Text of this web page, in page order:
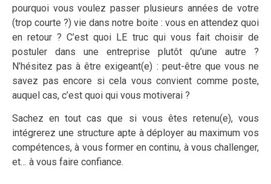
pourquoi vous voulez passer plusieurs années de votre
(trop courte ?) vie dans notre boite : vous en attendez quoi
en retour ? C’est quoi LE truc qui vous fait choisir de
postuler dans une entreprise plutôt qu’une autre ?
N’hésitez pas à être exigeant(e) : peut-être que vous ne
savez pas encore si cela vous convient comme poste,
auquel cas, c’est quoi qui vous motiverai ?
Sachez en tout cas que si vous êtes retenu(e), vous
intégrerez une structure apte à déployer au maximum vos
compétences, à vous former en continu, à vous challenger,
et… à vous faire confiance.